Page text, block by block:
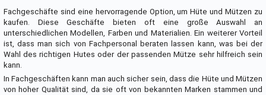
Fachgeschäfte sind eine hervorragende Option, um Hüte und Mützen zu
kaufen. Diese Geschäfte bieten oft eine große Auswahl an
unterschiedlichen Modellen, Farben und Materialien. Ein weiterer Vorteil
ist, dass man sich von Fachpersonal beraten lassen kann, was bei der
Wahl des richtigen Hutes oder der passenden Mütze sehr hilfreich sein
kann.
In Fachgeschäften kann man auch sicher sein, dass die Hüte und Mützen
von hoher Qualität sind, da sie oft von bekannten Marken stammen und